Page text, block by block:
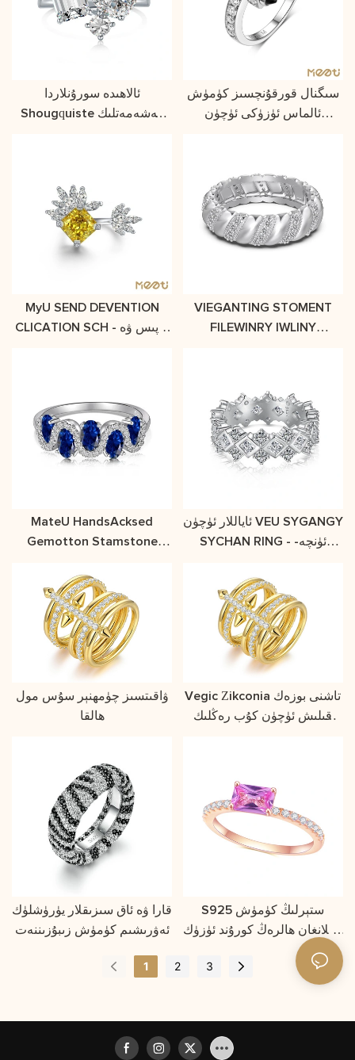
ئالاھىدە سورۇنلاردا
Shougquiste ھەشەمەتلىك
سىگنال قورقۇنچسىز كۈمۈش
ئالماس ئۈزۈكى ئۈچۈن
MyU SEND DEVENTION
CLICATION SCH - نەپىس ۋە
VIEGANTING STOMENT
FILEWINRY IWLINY
MateU HandsAcksed
Gemotton Stamstone
ئاياللار ئۈچۈن VEU SYGANGY
SYCHAN RING - ئۈنچە-
ۋاقىتسىز چۈمھنېر سۇس مول
ھالقا
Vegic Zikconia تاشنى بوزەك
قىلىش ئۈچۈن كۇب رەڭلىك
قارا ۋە ئاق سىزىقلار يۈرۈشلۈك
ئەۋرىشىم كۈمۈش زىبۇزىننەت
S925 ستېرلىڭ كۈمۈش
قاپلانغان ھالرەڭ كورۇند ئۈزۈك
مودا مىجەزى ئاددىي مودېللار
يېنىك ھەشەمەتلىك گۆھەر تاش
1 2 3